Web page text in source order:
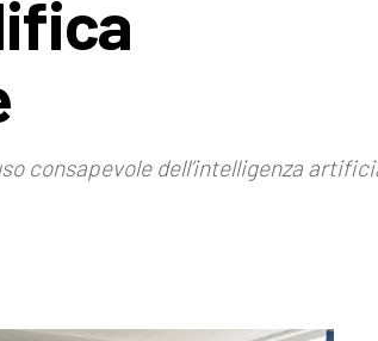
consapevole dell’intelligenza